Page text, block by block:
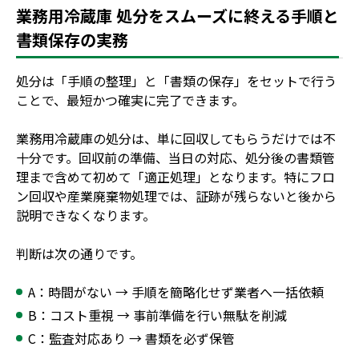
業務用冷蔵庫 処分をスムーズに終える手順と
書類保存の実務
処分は「手順の整理」と「書類の保存」をセットで行う
ことで、最短かつ確実に完了できます。
業務用冷蔵庫の処分は、単に回収してもらうだけでは不
十分です。回収前の準備、当日の対応、処分後の書類管
理まで含めて初めて「適正処理」となります。特にフロ
ン回収や産業廃棄物処理では、証跡が残らないと後から
説明できなくなります。
判断は次の通りです。
A：時間がない → 手順を簡略化せず業者へ一括依頼
B：コスト重視 → 事前準備を行い無駄を削減
C：監査対応あり → 書類を必ず保管